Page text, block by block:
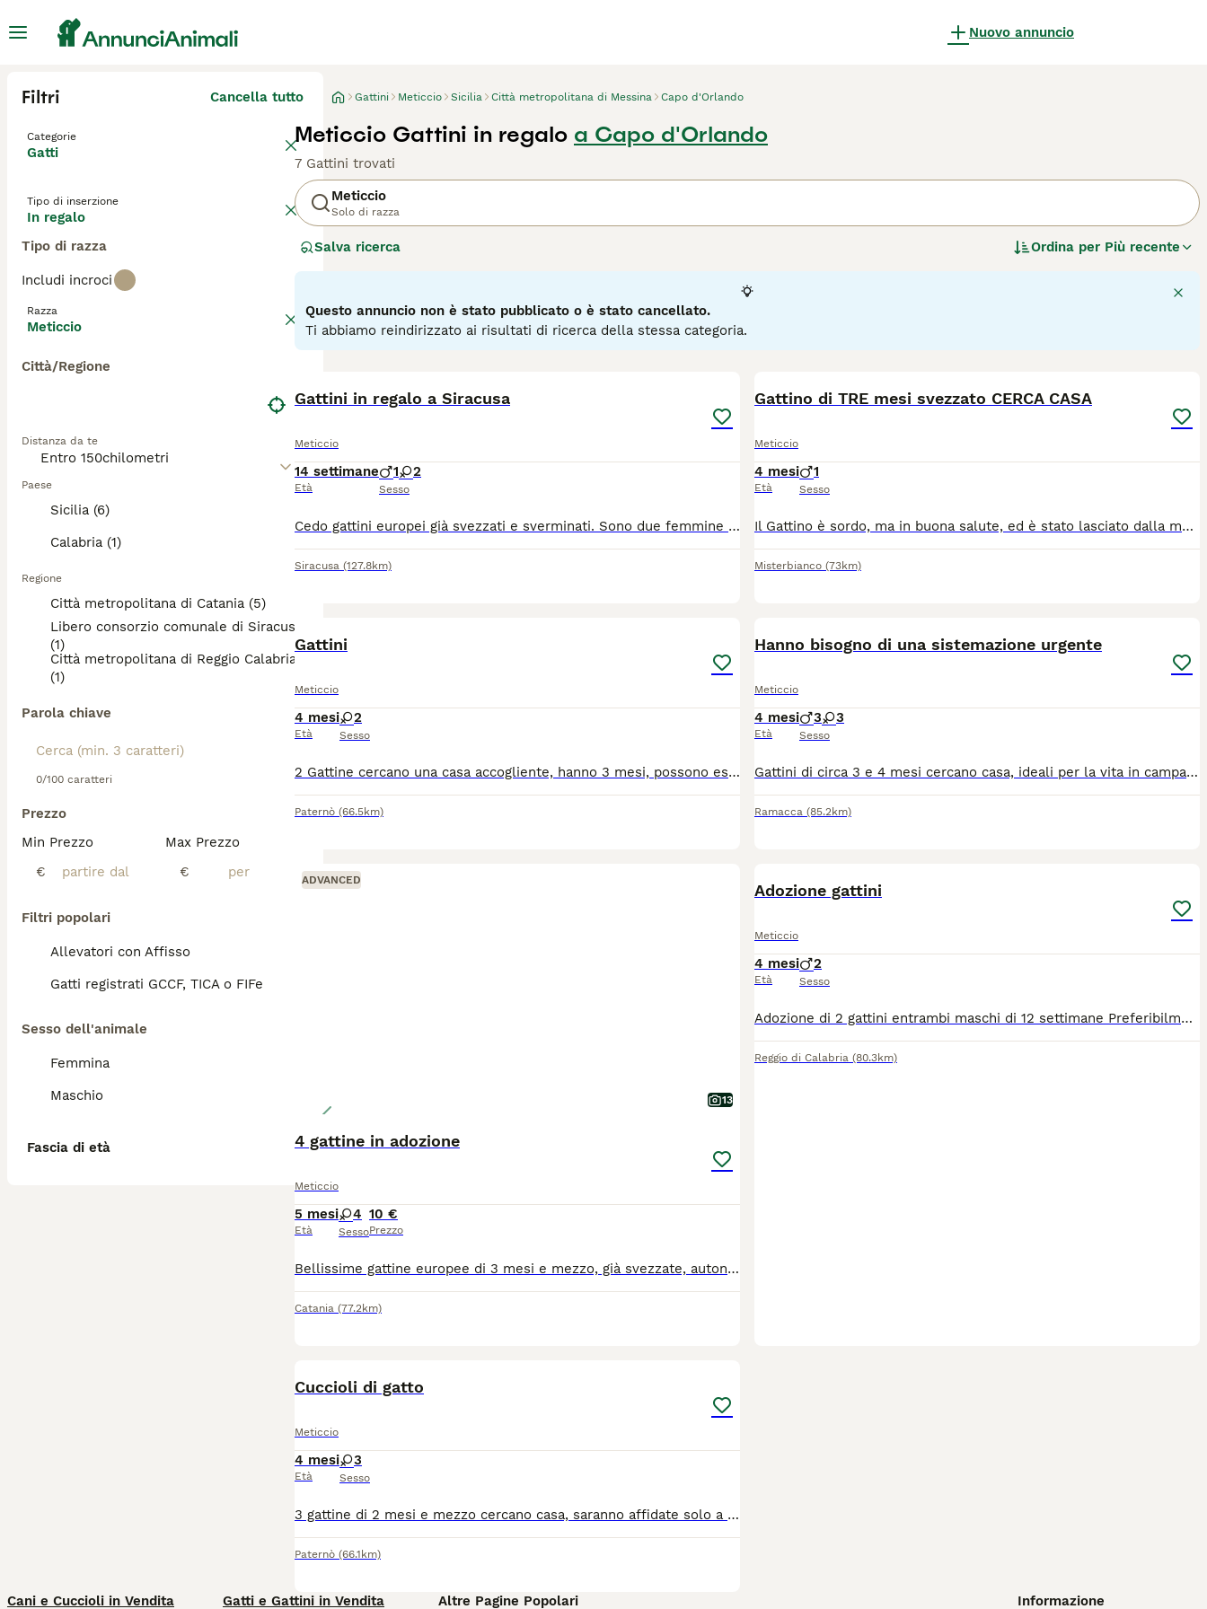
Nuovo annuncio
Filtri Cancella tutto
Categorie
Gatti
Tipo di inserzione
In regalo
Tipo di razza
Includi incroci
Razza
Meticcio
Città/Regione
Distanza da te
Paese
Sicilia (6)
Calabria (1)
Regione
Città metropolitana di Catania (5)
Libero consorzio comunale di Siracusa
(1)
Città metropolitana di Reggio Calabria
(1)
Parola chiave
0/100 caratteri
Prezzo
Min Prezzo
€
Max Prezzo
€
Filtri popolari
Allevatori con Affisso
Gatti registrati GCCF, TICA o FIFe
Sesso dell'animale
Femmina
Maschio
Fascia di età
Gattini Meticcio Sicilia Città metropolitana di Messina Capo d'Orlando
Meticcio Gattini in regalo a Capo d'Orlando
7 Gattini trovati
Meticcio
Solo di razza
Salva ricerca Ordina per Più recente
Questo annuncio non è stato pubblicato o è stato cancellato.
Ti abbiamo reindirizzato ai risultati di ricerca della stessa categoria.
Gattini in regalo a Siracusa
Meticcio
14 settimane
Età
1 2
Sesso
Cedo gattini europei già svezzati e sverminati. Sono due femmine e un maschio visibili in foto. Solo consegna a mano su Siracusa e comuni limitrofi. Per maggiori informazioni e foto contattami!!!
Siracusa (127.8km)
Gattino di TRE mesi svezzato CERCA CASA
Meticcio
4 mesi
Età
1
Sesso
Il Gattino è sordo, ma in buona salute, ed è stato lasciato dalla mamma nel nostro giardino, che ha accesso aperto su strada trafficata. Si trova in provincia di Catania, senza la mamma, che purtroppo è morta. Lo diamo in adozione a Famiglie che gli possono garantire una vita protetta. Per info chiamare 329 0431264, chiediamo contatti post-affido. Grazie!
Misterbianco (73km)
Gattini
Meticcio
4 mesi
Età
2
Sesso
2 Gattine cercano una casa accogliente, hanno 3 mesi, possono essere adottate solo da persone affidabili che hanno intenzione di tenerle con cura. Si trovano a Paternò in provincia di Catania, si cerca qualcuno che possa preferibilmente adottarle entrambe dato che sono inseparabili
Paternò (66.5km)
Hanno bisogno di una sistemazione urgente
Meticcio
4 mesi
Età
3 3
Sesso
Gattini di circa 3 e 4 mesi cercano casa, ideali per la vita in campagna, utilissimi per allontanare animali striscianti, purtroppo non si fanno prendere facilmente e mi trovo nella disperazione perché ho due femmine adulte che hanno partorito ad un mese di distanza e ieri una di loro l'ha fatto di nuovo, sto già provvedendo alla sterilizzazione ma intanto mi trovo con i gattini che non posso tenere. Posso trasportarli nella provincia di Catania preferibilmente.
Ramacca (85.2km)
ADVANCED
13
4 gattine in adozione
Meticcio
5 mesi
Età
4
Sesso
10 €
Prezzo
Bellissime gattine europee di 3 mesi e mezzo, già svezzate, autonome. Sono state spulciate e sverminate. Figlie di due gatte diverse e allattate da entrambe. Cresciute in casa, attualmente ancora in stallo. Si cedono ad amanti animali con MODULO DI AFFIDO e contatti POST-AFFIDO. Zona Canalicchio, CT
Catania (77.2km)
Adozione gattini
Meticcio
4 mesi
Età
2
Sesso
Adozione di 2 gattini entrambi maschi di 12 settimane Preferibilmente adozione di coppia Per amanti di animali
Reggio di Calabria (80.3km)
Cuccioli di gatto
Meticcio
4 mesi
Età
3
Sesso
3 gattine di 2 mesi e mezzo cercano casa, saranno affidate solo a persone che ci tengono veramente agli animali e hanno intenzione di tenerli con cura. (Ovviamente possono essere adottate anche singolarmente) Sono nate il 2/04/2026 e non sono vaccinate. Le gattine si trovano a Paternò (provincia di Catania). Chi è interessato mi contatti scrivendo un messaggio qui. Ci tengo a ribadire che potranno essere adottati solo da persona affidabili che tengono gli animali con cura. (Venire muniti di trasportino).
Paternò (66.1km)
Cani e Cuccioli in Vendita Gatti e Gattini in Vendita Altre Pagine Popolari Informazione